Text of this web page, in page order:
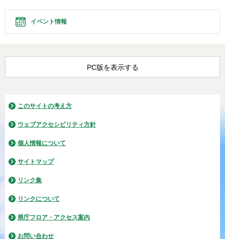
イベント情報
PC版を表示する
このサイトの考え方
ウェブアクセシビリティ方針
個人情報について
サイトマップ
リンク集
リンクについて
県庁フロア・アクセス案内
お問い合わせ